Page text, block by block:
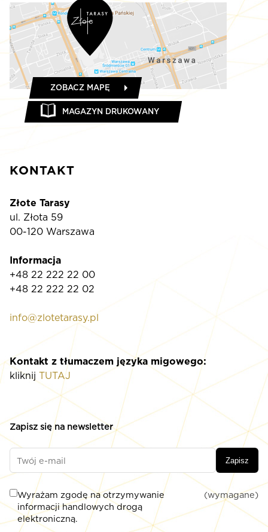
KONTAKT
Złote Tarasy
ul. Złota 59
00-120 Warszawa
Informacja
+48 22 222 22 00
+48 22 222 22 02
info@zlotetarasy.pl
Kontakt z tłumaczem języka migowego:
kliknij TUTAJ
Zapisz się na newsletter
Zapisz
Wyrażam zgodę na otrzymywanie
informacji handlowych drogą
elektroniczną.
(wymagane)
ZOBACZ MAPĘ
MAGAZYN DRUKOWANY